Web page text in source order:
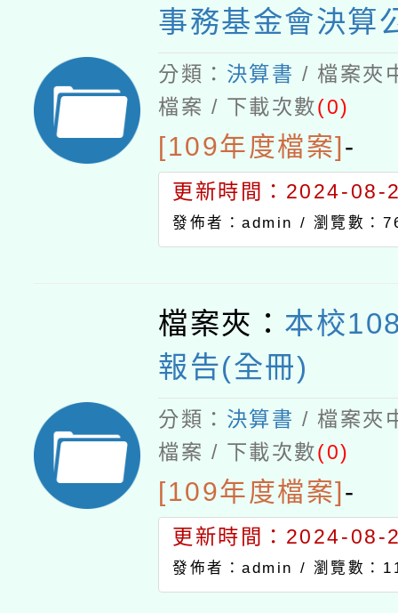
事務基金會決算
分類： 決算書 / 檔案夾
檔案 / 下載次數(0)
[109年度檔案]-
更新時間：2024-08-
發佈者：admin / 瀏覽數：
檔案夾： 本校
報告(全冊)
分類： 決算書 / 檔案夾
檔案 / 下載次數(0)
[109年度檔案]-
更新時間：2024-08-
發佈者：admin / 瀏覽數：